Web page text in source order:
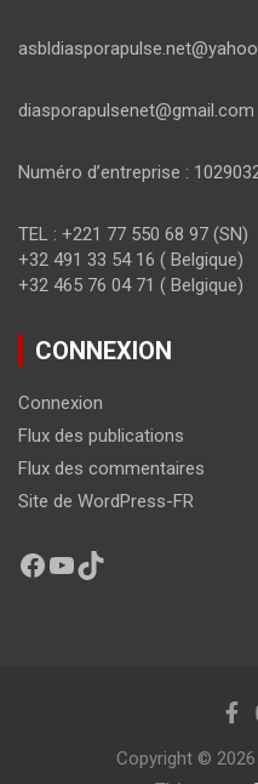
diasporapulsenet@gmail.com
Numéro d’entreprise :
TEL : +221 77 550 68 97 (SN)
+32 491 33 54 16 ( Belgique)
+32 465 76 04 71 ( Belgique)
CONNEXION
Connexion
Flux des publications
Flux des commentaires
Site de WordPress-FR
Copyright © 2026